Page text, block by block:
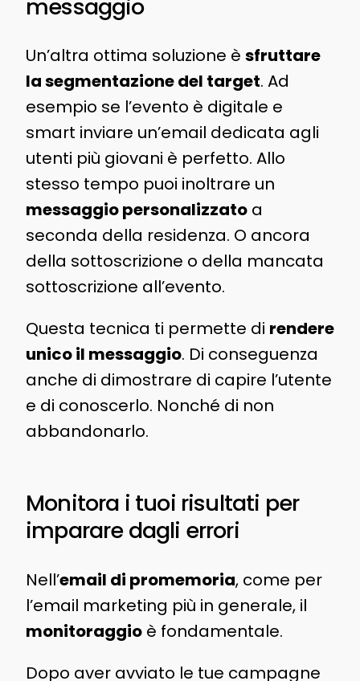
messaggio
Un’altra ottima soluzione è sfruttare
la segmentazione del target. Ad
esempio se l’evento è digitale e
smart inviare un’email dedicata agli
utenti più giovani è perfetto. Allo
stesso tempo puoi inoltrare un
messaggio personalizzatoa
seconda della residenza. O ancora
della sottoscrizione o della mancata
sottoscrizione all’evento.
Questa tecnica ti permette di rendere
unico il messaggio. Di conseguenza
anche di dimostrare di capire l’utente
e di conoscerlo. Nonché di non
abbandonarlo.
Monitora i tuoi risultati per
imparare dagli errori
Nell’email di promemoria, come per
l’email marketing più in generale, il
monitoraggioè fondamentale.
Dopo aver avviato le tue campagne